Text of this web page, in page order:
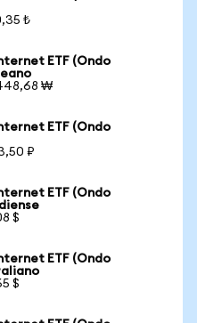
₺
ETF (Ondo
₩
ETF (Ondo
₽
ETF (Ondo
$
ETF (Ondo
$